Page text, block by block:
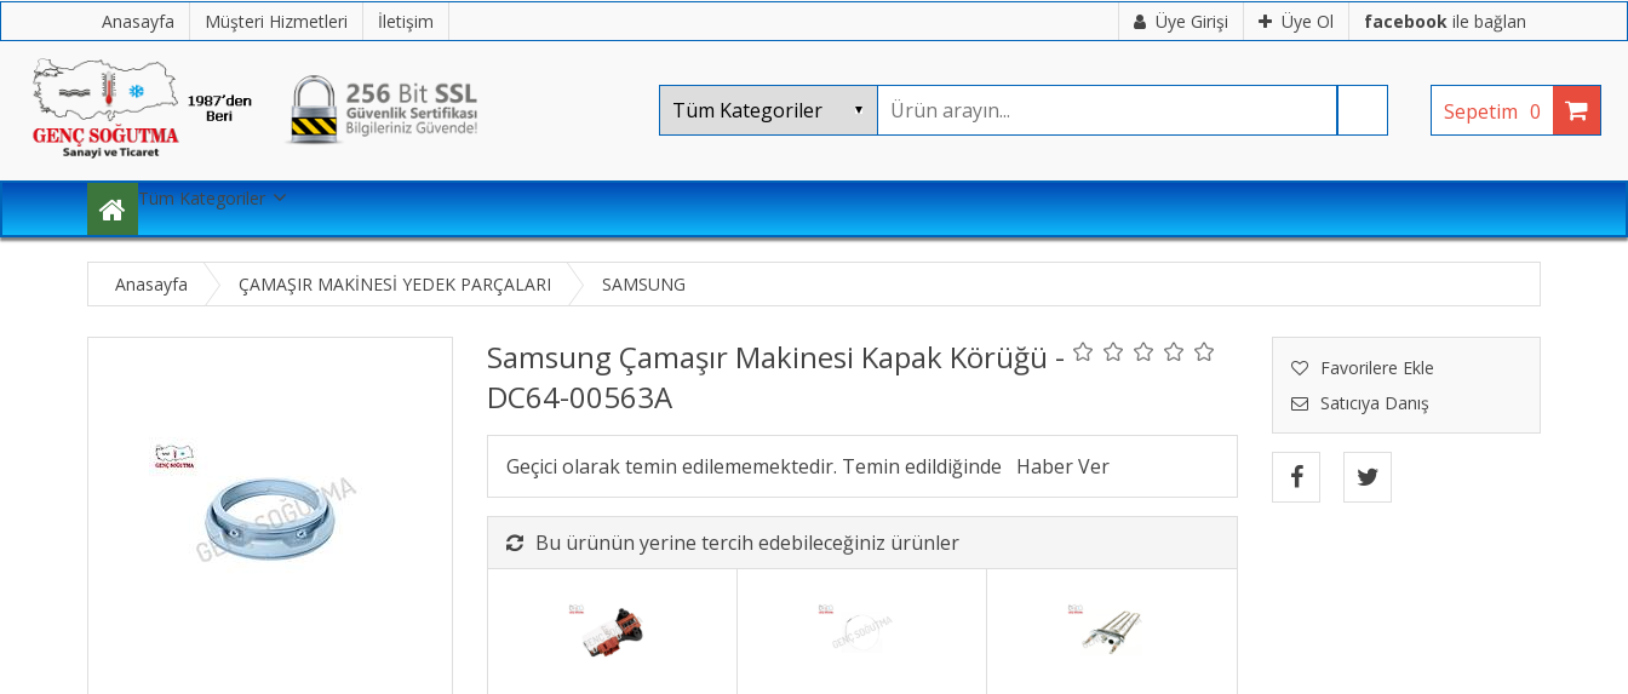
Anasayfa Müşteri Hizmetleri İletişim Üye Girişi Üye Ol facebook ile bağlan
Sepetim 0
Tüm Kategoriler
Anasayfa ÇAMAŞIR MAKİNESİ YEDEK PARÇALARI SAMSUNG
Samsung Çamaşır Makinesi Kapak Körüğü -
DC64-00563A
Favorilere Ekle
Satıcıya Danış
Geçici olarak temin edilememektedir. Temin edildiğinde
Bu ürünün yerine tercih edebileceğiniz ürünler